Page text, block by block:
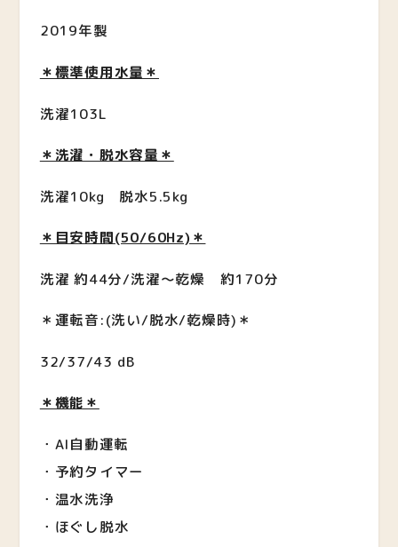
2019年製
＊標準使用水量＊
洗濯103L
＊洗濯・脱水容量＊
洗濯10kg 脱水5.5kg
＊目安時間(50/60Hz)＊
洗濯 約44分/洗濯〜乾燥 約170分
＊運転音:(洗い/脱水/乾燥時)＊
32/37/43 dB
＊機能＊
・AI自動運転
・予約タイマー
・温水洗浄
・ほぐし脱水